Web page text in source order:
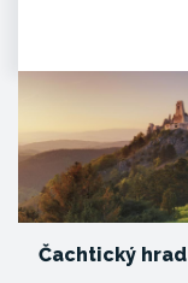
Čachtický hrad